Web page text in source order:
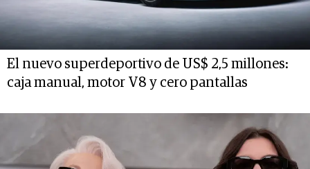
El nuevo superdeportivo de US$ 2,5 millones:
caja manual, motor V8 y cero pantallas